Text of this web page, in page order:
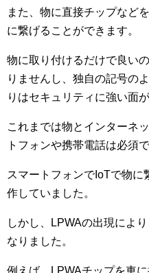
また、物に直接チップなど
に繋げることができます。
物に取り付けるだけで良い
りませんし、独自の記号の
りはセキュリティに強い面
これまでは物とインターネ
トフォンや携帯電話は必須で
スマートフォンでIoTで物
作していました。
しかし、LPWAの出現によ
なりました。
例えば、LPWAチップを車